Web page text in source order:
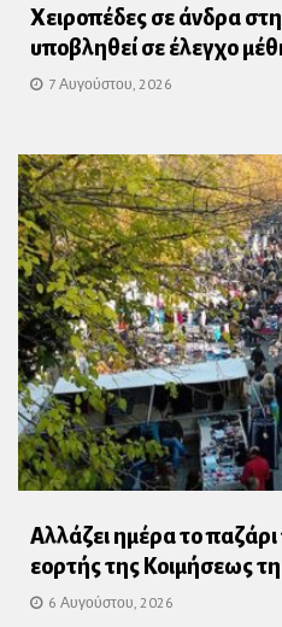
Χειροπέδες σε άνδρα
υποβληθεί σε έλεγχο
7 Αυγούστου, 2026
Αλλάζει ημέρα το
εορτής της Κοιμήσεως
6 Αυγούστου, 2026